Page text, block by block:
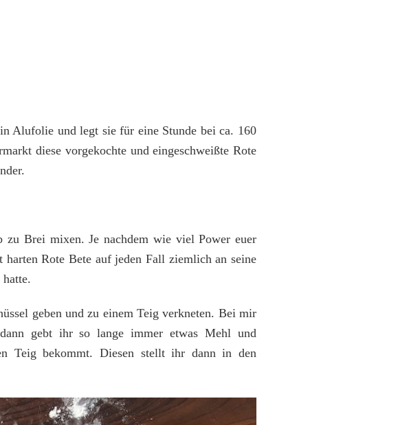
Alufolie und legt sie für eine Stunde bei ca. 160
diese vorgekochte und eingeschweißte Rote
Brei mixen. Je nachdem wie viel Power euer
Rote Bete auf jeden Fall ziemlich an seine
geben und zu einem Teig verkneten. Bei mir
gebt ihr so lange immer etwas Mehl und
Teig bekommt. Diesen stellt ihr dann in den